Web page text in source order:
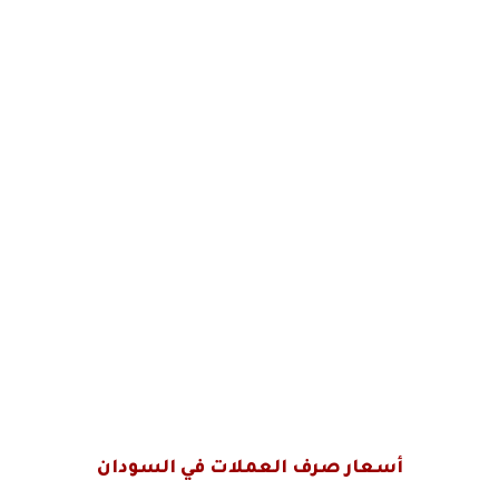
أسعار صرف العملات في السودان